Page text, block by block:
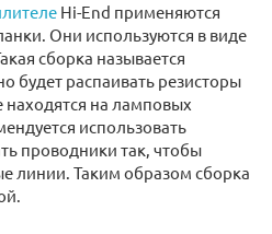
Hi-End применяются
Они используются в виде
сборка называется
будет распаивать резисторы
на ламповых
использовать
проводники так, чтобы
линии. Таким образом сборка